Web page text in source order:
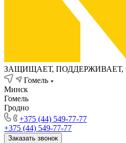
ЗАЩИЩАЕТ, ПОДДЕРЖИВАЕТ,
Гомель
Минск
Гомель
Гродно
+375 (44) 549-77-77
+375 (44) 549-77-77
Заказать звонок